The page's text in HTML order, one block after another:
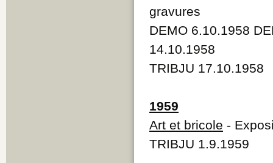
gravures
DEMO 6.10.1958
14.10.1958
TRIBJU 17.10.1958
1959
Art et bricole -
TRIBJU 1.9.1959